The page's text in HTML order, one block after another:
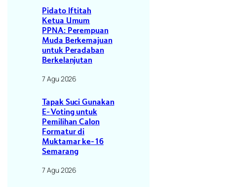
Pidato Iftitah
Ketua Umum
PPNA: Perempuan
Muda Berkemajuan
untuk Peradaban
Berkelanjutan
7 Agu 2026
Tapak Suci Gunakan
E-Voting untuk
Pemilihan Calon
Formatur di
Muktamar ke-16
Semarang
7 Agu 2026